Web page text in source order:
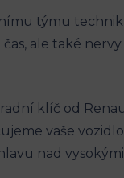
‍týmu‌
ale​ také
klíč od
vaše
nad⁤